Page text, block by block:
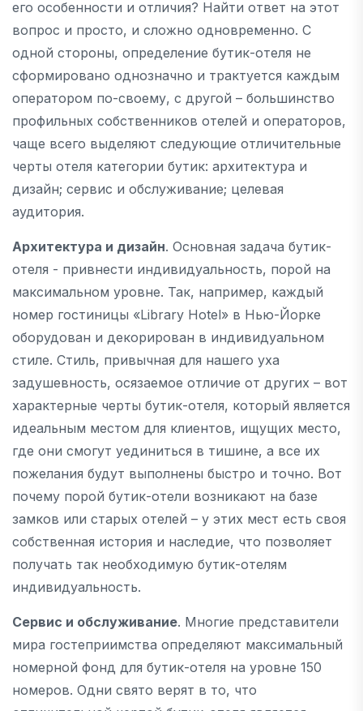
его особенности и отличия? Найти ответ на этот
вопрос и просто, и сложно одновременно. С
одной стороны, определение бутик-отеля не
сформировано однозначно и трактуется каждым
оператором по-своему, с другой – большинство
профильных собственников отелей и операторов,
чаще всего выделяют следующие отличительные
черты отеля категории бутик: архитектура и
дизайн; сервис и обслуживание; целевая
аудитория.
Архитектура и дизайн. Основная задача бутик-
отеля - привнести индивидуальность, порой на
максимальном уровне. Так, например, каждый
номер гостиницы «Library Hotel» в Нью-Йорке
оборудован и декорирован в индивидуальном
стиле. Стиль, привычная для нашего уха
задушевность, осязаемое отличие от других – вот
характерные черты бутик-отеля, который является
идеальным местом для клиентов, ищущих место,
где они смогут уединиться в тишине, а все их
пожелания будут выполнены быстро и точно. Вот
почему порой бутик-отели возникают на базе
замков или старых отелей – у этих мест есть своя
собственная история и наследие, что позволяет
получать так необходимую бутик-отелям
индивидуальность.
Сервис и обслуживание. Многие представители
мира гостеприимства определяют максимальный
номерной фонд для бутик-отеля на уровне 150
номеров. Одни свято верят в то, что